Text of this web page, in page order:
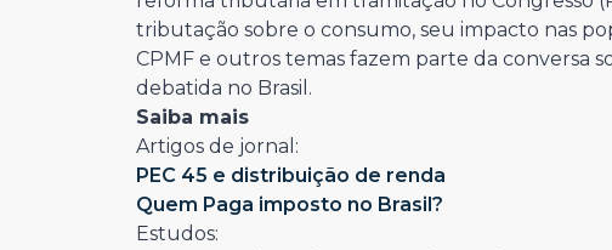
tributação sobre o consumo, seu impacto nas
CPMF e outros temas fazem parte da conversa
debatida no Brasil.
Saiba mais
Artigos de jornal:
PEC 45 e distribuição de renda
Quem Paga imposto no Brasil?
Estudos: